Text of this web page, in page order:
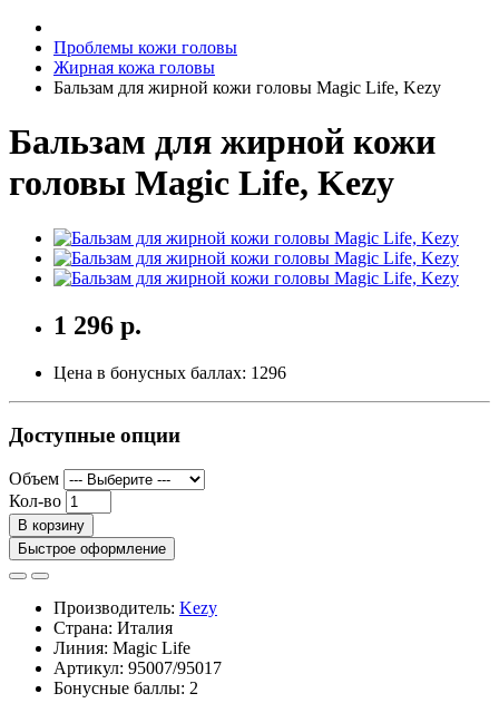
Проблемы кожи головы
Жирная кожа головы
Бальзам для жирной кожи головы Magic Life, Kezy
Бальзам для жирной кожи
головы Magic Life, Kezy
1 296 р.
Цена в бонусных баллах: 1296
Доступные опции
Объем
Кол-во
В корзину
Быстрое оформление
Производитель: Kezy
Страна: Италия
Линия: Magic Life
Артикул: 95007/95017
Бонусные баллы: 2